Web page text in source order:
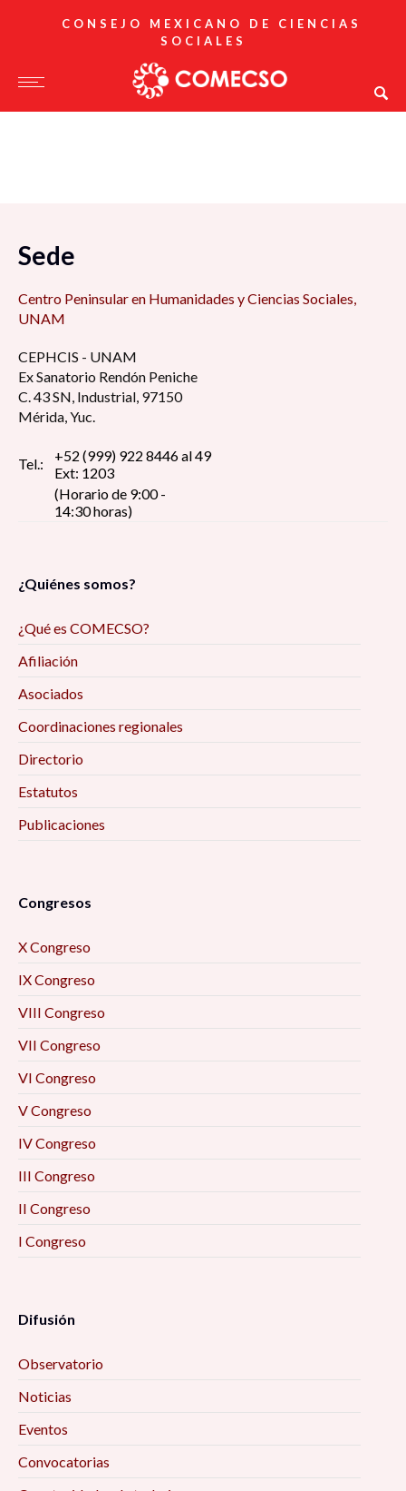
CONSEJO MEXICANO DE CIENCIAS
SOCIALES
Sede
Centro Peninsular en Humanidades y Ciencias Sociales,
UNAM
CEPHCIS - UNAM
Ex Sanatorio Rendón Peniche
C. 43 SN, Industrial, 97150
Mérida, Yuc.
Tel.:
+52 (999) 922 8446 al 49
Ext: 1203
(Horario de 9:00 -
14:30 horas)
¿Quiénes somos?
¿Qué es COMECSO?
Afiliación
Asociados
Coordinaciones regionales
Directorio
Estatutos
Publicaciones
Congresos
X Congreso
IX Congreso
VIII Congreso
VII Congreso
VI Congreso
V Congreso
IV Congreso
III Congreso
II Congreso
I Congreso
Difusión
Observatorio
Noticias
Eventos
Convocatorias